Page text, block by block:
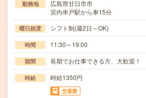
勤務地
広島県廿日市市
宮内串戸駅から車15分
曜日頻度 シフト制(週2日～OK)
時間 11:30～19:00
期間 長期でお仕事できる方、大歓迎！
時給 時給1350円
交通費